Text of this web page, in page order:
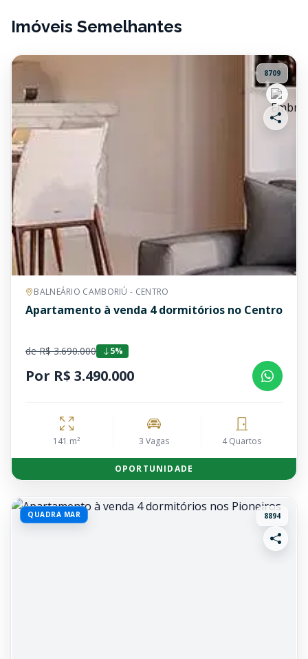
Imóveis Semelhantes
8709
BALNEÁRIO CAMBORIÚ - CENTRO
Apartamento à venda 4 dormitórios no Centro
de R$ 3.690.000 5%
Por R$ 3.490.000
141 m² 3 Vagas 4 Quartos
OPORTUNIDADE
QUADRA MAR 8894